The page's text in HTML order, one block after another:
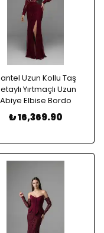
Uzun Kollu Taş
Yırtmaçlı Uzun
Abiye Elbise Bordo
₺ 16,369.90